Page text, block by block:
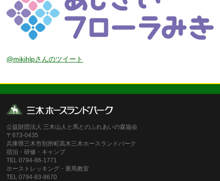
@mikihlpさんのツイート
公益財団法人 三木山人と馬とのふれあいの森協会
〒673-0435
兵庫県三木市別所町高木三木ホースランドパーク
宿泊・研修・キャンプ
TEL 0794-86-1771
ホーストレッキング・乗馬教室
TEL 0794-83-8670